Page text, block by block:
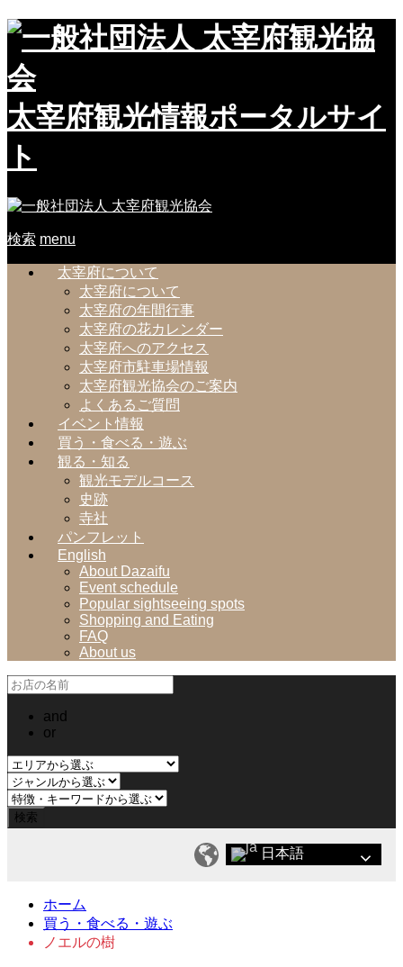
太宰府観光情報ポータルサイ
ト
検索 menu
太宰府について
太宰府について
太宰府の年間行事
太宰府の花カレンダー
太宰府へのアクセス
太宰府市駐車場情報
太宰府観光協会のご案内
よくあるご質問
イベント情報
買う・食べる・遊ぶ
観る・知る
観光モデルコース
史跡
寺社
パンフレット
English
About Dazaifu
Event schedule
Popular sightseeing spots
Shopping and Eating
FAQ
About us
and
or
日本語
ホーム
買う・食べる・遊ぶ
ノエルの樹